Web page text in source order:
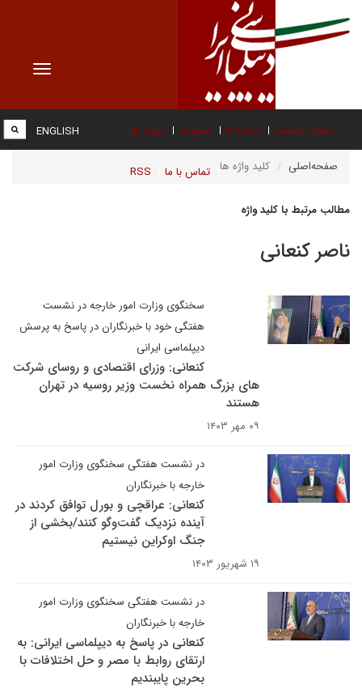
Toggle
صفحه نخست درباره ما عضویت پیوند ها
تماس با ما RSS
ENGLISH
صفحه‌اصلی کلید واژه ها
مطالب مرتبط با کلید واژه
ناصر کنعانی
سخنگوی وزارت امور خارجه در نشست
هفتگی خود با خبرنگاران در پاسخ به پرسش
دیپلماسی ایرانی
کنعانی: وزرای اقتصادی و روسای شرکت
های بزرگ همراه نخست وزیر روسیه در تهران
هستند
۰۹ مهر ۱۴۰۳
در نشست هفتگی سخنگوی وزارت امور
خارجه با خبرنگاران
کنعانی: عراقچی و بورل توافق کردند در
آینده نزدیک گفت‌وگو کنند/بخشی از
جنگ اوکراین نیستیم
۱۹ شهریور ۱۴۰۳
در نشست هفتگی سخنگوی وزارت امور
خارجه با خبرنگاران
کنعانی در پاسخ به دیپلماسی ایرانی: به
ارتقای روابط با مصر و حل اختلافات با
بحرین پایبندیم